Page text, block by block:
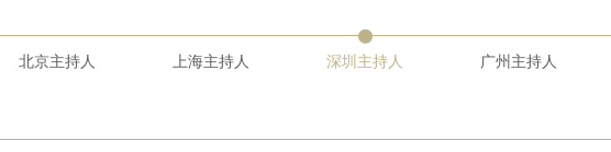
北京主持人 上海主持人 深圳主持人 广州主持人